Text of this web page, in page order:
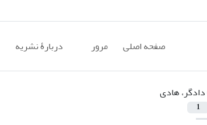
صفحه اصلی مرور دربارۀ نشریه
دادگر، هادی
1